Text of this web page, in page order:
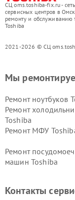
СЦ oms.toshiba-fix.ru - сеть
сервисных центров в
ремонту и обслуживанию
Toshiba
2021-2026 © СЦ
Мы
Ремонт ноутбуков
Ремонт
Toshiba
Ремонт МФУ
Ремонт
машин Toshiba
Контакты